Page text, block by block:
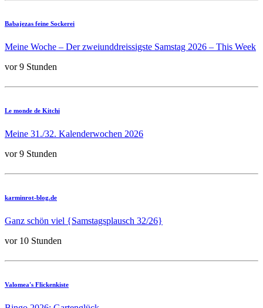
Babajezas feine Sockerei
Meine Woche – Der zweiunddreissigste Samstag 2026 – This Week
vor 9 Stunden
Le monde de Kitchi
Meine 31./32. Kalenderwochen 2026
vor 9 Stunden
karminrot-blog.de
Ganz schön viel {Samstagsplausch 32/26}
vor 10 Stunden
Valomea's Flickenkiste